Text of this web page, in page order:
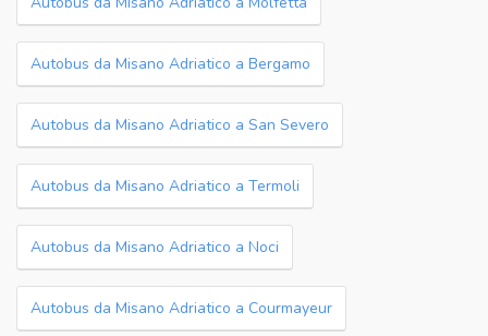
Autobus da Misano Adriatico a Bergamo
Autobus da Misano Adriatico a San Severo
Autobus da Misano Adriatico a Termoli
Autobus da Misano Adriatico a Noci
Autobus da Misano Adriatico a Courmayeur